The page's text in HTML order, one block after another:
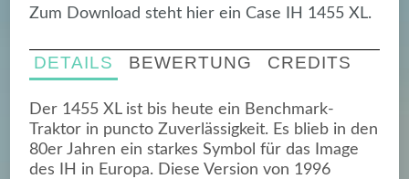
Zum Download steht hier ein Case IH 1455 XL.
DETAILS BEWERTUNG CREDITS
Der 1455 XL ist bis heute ein Benchmark-
Traktor in puncto Zuverlässigkeit. Es blieb in den
80er Jahren ein starkes Symbol für das Image
des IH in Europa. Diese Version von 1996